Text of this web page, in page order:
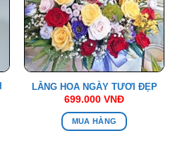
LẴNG HOA NGÀY TƯƠI ĐẸP
699.000 VNĐ
MUA HÀNG